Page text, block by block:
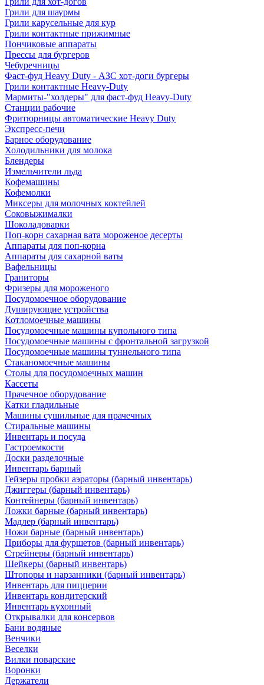
Грили для шаурмы
Грили карусельные для кур
Грили контактные прижимные
Пончиковые аппараты
Прессы для бургеров
Чебуречницы
Фаст-фуд Heavy Duty - АЗС хот-доги бургеры
Грили контактные Heavy-Duty
Мармиты-"холдеры" для фаст-фуд Heavy-Duty
Станции рабочие
Фритюрницы автоматические Heavy Duty
Экспресс-печи
Барное оборудование
Холодильники для молока
Блендеры
Измельчители льда
Кофемашины
Кофемолки
Миксеры для молочных коктейлей
Соковыжималки
Шоколадоварки
Поп-корн сахарная вата мороженое десерты
Аппараты для поп-корна
Аппараты для сахарной ваты
Вафельницы
Граниторы
Фризеры для мороженого
Посудомоечное оборудование
Душирующие устройства
Котломоечные машины
Посудомоечные машины купольного типа
Посудомоечные машины с фронтальной загрузкой
Посудомоечные машины туннельного типа
Стаканомоечные машины
Столы для посудомоечных машин
Кассеты
Прачечное оборудование
Катки гладильные
Машины сушильные для прачечных
Стиральные машины
Инвентарь и посуда
Гастроемкости
Доски разделочные
Инвентарь барный
Гейзеры пробки аэраторы (барный инвентарь)
Джиггеры (барный инвентарь)
Контейнеры (барный инвентарь)
Ложки барные (барный инвентарь)
Мадлер (барный инвентарь)
Ножи барные (барный инвентарь)
Приборы для фуршетов (барный инвентарь)
Стрейнеры (барный инвентарь)
Шейкеры (барный инвентарь)
Штопоры и нарзанники (барный инвентарь)
Инвентарь для пиццерии
Инвентарь кондитерский
Инвентарь кухонный
Открывалки для консервов
Бани водяные
Венчики
Веселки
Вилки поварские
Воронки
Держатели